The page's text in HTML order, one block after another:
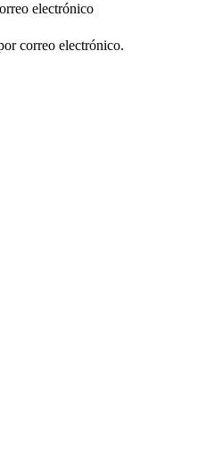
electrónico
correo electrónico.